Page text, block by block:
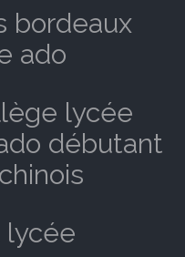
bordeaux
ado
lycée
débutant
lycée